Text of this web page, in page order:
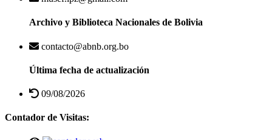
Archivo y Biblioteca Nacionales de Bolivia
contacto@abnb.org.bo
Última fecha de actualización
09/08/2026
Contador de Visitas: